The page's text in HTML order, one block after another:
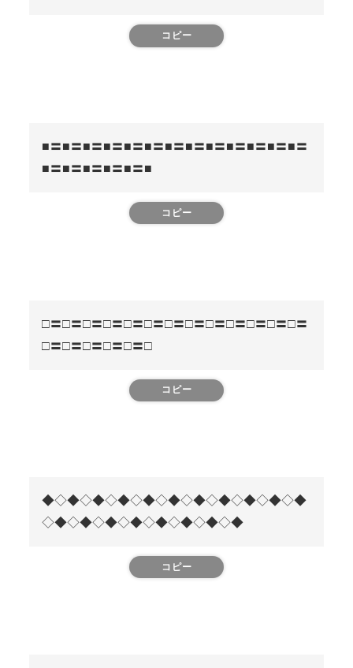
コピー
■〓■〓■〓■〓■〓■〓■〓■〓■〓■〓■〓■〓■〓
■〓■〓■〓■〓■〓■
コピー
□〓□〓□〓□〓□〓□〓□〓□〓□〓□〓□〓□〓□〓
□〓□〓□〓□〓□〓□
コピー
◆◇◆◇◆◇◆◇◆◇◆◇◆◇◆◇◆◇◆◇◆
◇◆◇◆◇◆◇◆◇◆◇◆◇◆◇◆
コピー